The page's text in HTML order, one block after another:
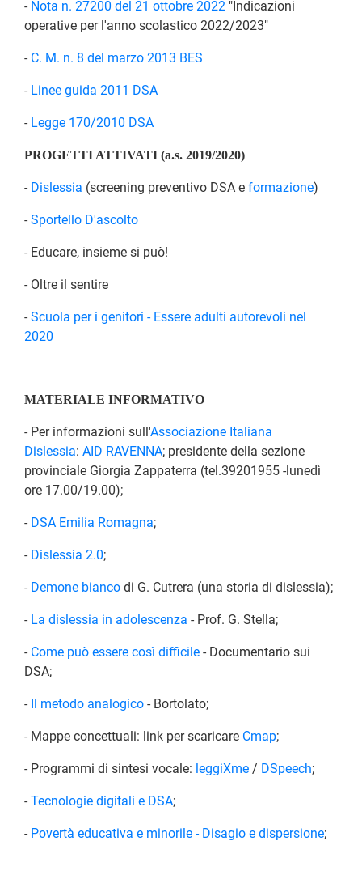
- Nota n. 27200 del 21 ottobre 2022 "Indicazioni
operative per l'anno scolastico 2022/2023"
- C. M. n. 8 del marzo 2013 BES
- Linee guida 2011 DSA
- Legge 170/2010 DSA
PROGETTI ATTIVATI (a.s. 2019/2020)
- Dislessia (screening preventivo DSA e formazione)
- Sportello D'ascolto
- Educare, insieme si può!
- Oltre il sentire
- Scuola per i genitori - Essere adulti autorevoli nel
2020
MATERIALE INFORMATIVO
- Per informazioni sull'Associazione Italiana
Dislessia: AID RAVENNA; presidente della sezione
provinciale Giorgia Zappaterra (tel.39201955 -lunedì
ore 17.00/19.00);
- DSA Emilia Romagna;
- Dislessia 2.0;
- Demone bianco di G. Cutrera (una storia di dislessia);
- La dislessia in adolescenza - Prof. G. Stella;
- Come può essere così difficile - Documentario sui
DSA;
- Il metodo analogico - Bortolato;
- Mappe concettuali: link per scaricare Cmap;
- Programmi di sintesi vocale: leggiXme / DSpeech;
- Tecnologie digitali e DSA;
- Povertà educativa e minorile - Disagio e dispersione;